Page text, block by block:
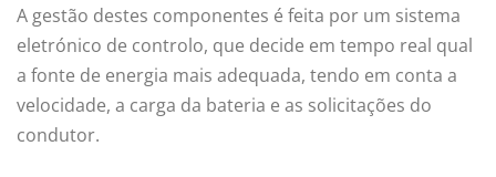
A gestão destes componentes é feita por um sistema
eletrónico de controlo, que decide em tempo real qual
a fonte de energia mais adequada, tendo em conta a
velocidade, a carga da bateria e as solicitações do
condutor.